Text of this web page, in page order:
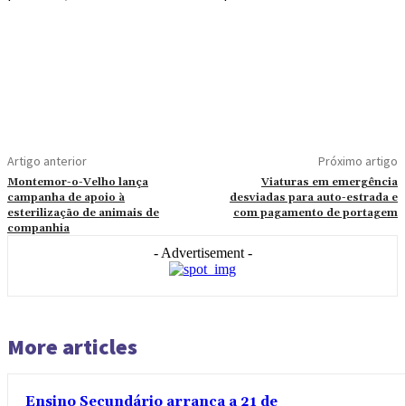
Artigo anterior
Montemor-o-Velho lança
campanha de apoio à
esterilização de animais de
companhia
Próximo artigo
Viaturas em emergência
desviadas para auto-estrada e
com pagamento de portagem
- Advertisement -
More articles
Ensino Secundário arranca a 21 de